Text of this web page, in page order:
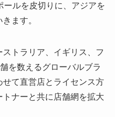
ールを皮切りに、アジアを
ます。
トラリア、イギリス、フ
を数えるグローバルブラ
て直営店とライセンス方
ナーと共に店舗網を拡大